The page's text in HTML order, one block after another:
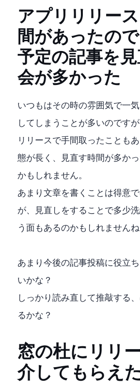
アプリリリー
間があったの
予定の記事を
会が多かった
いつもはその時の雰囲気で一
してしまうことが多いのですが、
リリースで手間取ったことも
態が長く、見直す時間が多か
かもしれません。
あまり文章を書くことは得意
が、見直しをすることで多少
う面もあるのかもしれませんね
あまり今後の記事投稿に役立
いかな？
しっかり読み直して推敲する
るかな？
窓の杜にリリ
介してもらえた